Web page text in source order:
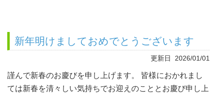
新年明けましておめでとうございます
更新日 2026/01/01
謹んで新春のお慶びを申し上げます。 皆様におかれまし
ては新春を清々しい気持ちでお迎えのこととお慶び申し上